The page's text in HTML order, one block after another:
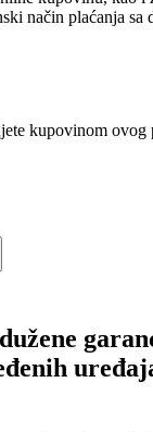
način plaćanja sa
kupovinom ovog